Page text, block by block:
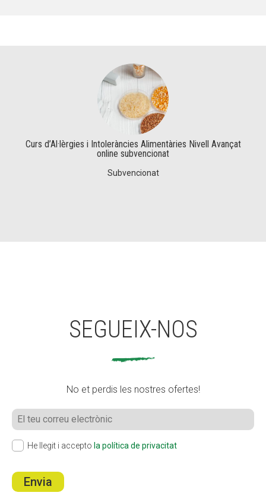
Curs d’Al·lèrgies i Intoleràncies Alimentàries Nivell Avançat
online subvencionat
Subvencionat
SEGUEIX-NOS
No et perdis les nostres ofertes!
He llegit i accepto la política de privacitat
Envia